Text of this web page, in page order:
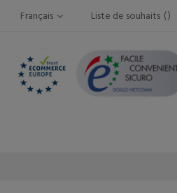
Liste de souhaits
Français